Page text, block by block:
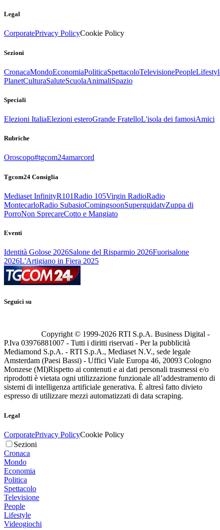
Legal
CorporatePrivacy PolicyCookie Policy
Sezioni
CronacaMondoEconomiaPoliticaSpettacoloTelevisionePeople
PlanetCulturaSaluteScuolaAnimaliSpazio
Speciali
Elezioni ItaliaElezioni esteroGrande FratelloL'isola dei famosiAmici
Rubriche
Oroscopo#tgcom24amarcord
Tgcom24 Consiglia
Mediaset InfinityR101Radio 105Virgin RadioRadio
MontecarloRadio SubasioComingsoonSuperguidatvZuppa di
PorroNon SprecareCotto e Mangiato
Eventi
Identità Golose 2026Salone del Risparmio 2026Fuorisalone
2026L'Artigiano in Fiera 2025
Seguici su
Copyright © 1999-2026 RTI S.p.A. Business Digital -
P.Iva 03976881007 - Tutti i diritti riservati - Per la pubblicità
Mediamond S.p.A. - RTI S.p.A., Mediaset N.V., sede legale
Amsterdam (Paesi Bassi) - Uffici Viale Europa 46, 20093 Cologno
Monzese (MI)Rispetto ai contenuti e ai dati personali trasmessi e/o
riprodotti è vietata ogni utilizzazione funzionale all’addestramento di
sistemi di intelligenza artificiale generativa. È altresì fatto divieto
espresso di utilizzare mezzi automatizzati di data scraping.
Legal
CorporatePrivacy PolicyCookie Policy
Sezioni
Cronaca
Mondo
Economia
Politica
Spettacolo
Televisione
People
Lifestyle
Videogiochi